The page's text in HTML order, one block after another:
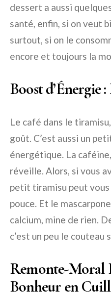
dessert a aussi
santé, enfin, si on veut
surtout, si on le
encore et toujours la
Boost d’Énergie
Le café dans le
goût. C’est aussi un
énergétique. La
réveille. Alors, si vous
petit tiramisu peut vous
pouce. Et le
calcium, mine de rien.
c’est un peu le couteau
Remonte-Moral
Bonheur en